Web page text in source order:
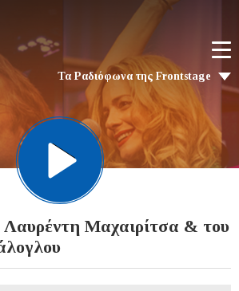
Τα Ραδιόφωνα της Frontstage
Μαχαιρίτσα & του